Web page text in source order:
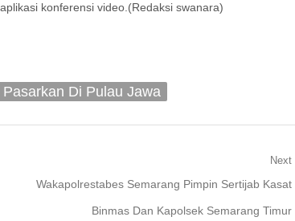
konferensi video.(Redaksi swanara)
Di Pulau Jawa
Next
Next
Wakapolrestabes Semarang Pimpin Sertijab Kasat
Binmas Dan Kapolsek Semarang Timur